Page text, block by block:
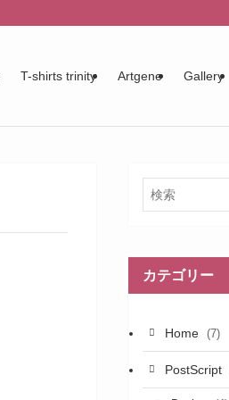
T-shirts trinity Artgene Gallery
カテゴリー
Home (7)
PostScript